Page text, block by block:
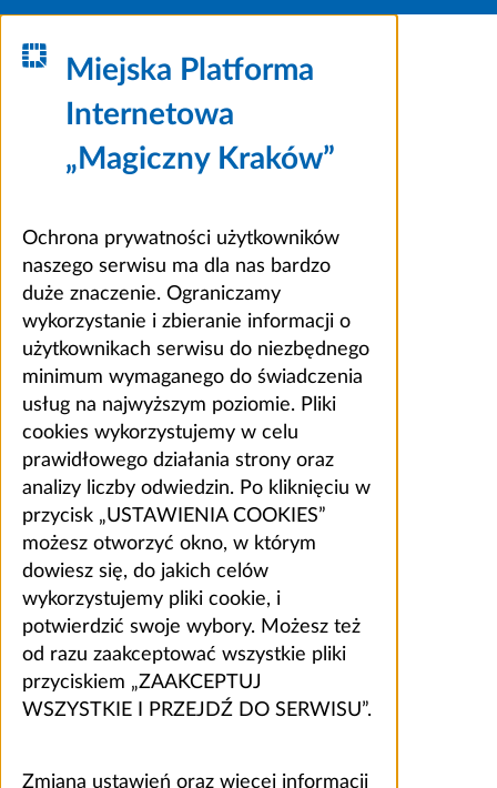
Miejska Platforma
Internetowa
„Magiczny Kraków”
Ochrona prywatności użytkowników
naszego serwisu ma dla nas bardzo
duże znaczenie. Ograniczamy
wykorzystanie i zbieranie informacji o
użytkownikach serwisu do niezbędnego
minimum wymaganego do świadczenia
usług na najwyższym poziomie. Pliki
cookies wykorzystujemy w celu
prawidłowego działania strony oraz
analizy liczby odwiedzin. Po kliknięciu w
przycisk „USTAWIENIA COOKIES”
możesz otworzyć okno, w którym
dowiesz się, do jakich celów
wykorzystujemy pliki cookie, i
potwierdzić swoje wybory. Możesz też
od razu zaakceptować wszystkie pliki
przyciskiem „ZAAKCEPTUJ
WSZYSTKIE I PRZEJDŹ DO SERWISU”.
Zmiana ustawień oraz więcej informacji